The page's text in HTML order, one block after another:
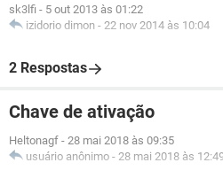
sk3lfi - 5 out 2013 às 01:22
izidorio dimon - 22 nov 2014 às 10:04
2 Respostas
Chave de ativação
Heltonagf - 28 mai 2018 às 09:35
usuário anônimo - 28 mai 2018 às